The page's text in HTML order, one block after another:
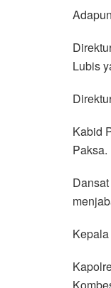
Lubis
Kabid
Paksa.